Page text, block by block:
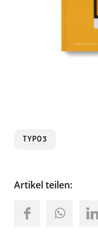
TYPO3
Artikel teilen: